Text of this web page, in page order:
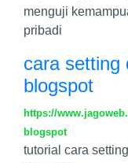
menguji
pribadi
cara setting
blogspot
https://
blogspot
tutorial cara setting